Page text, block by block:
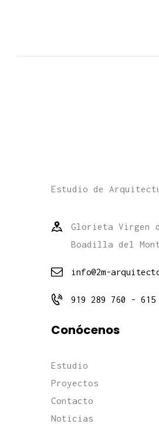
Estudio de
Glorieta Virgen
Boadilla del
info@2m-
919 289 760 -
Conócenos
Estudio
Proyectos
Contacto
Noticias